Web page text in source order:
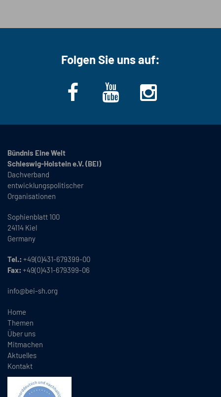
Folgen Sie uns auf:
Bündnis Eine Welt
Schleswig-Holstein e.V. (BEI)
Dachverband
entwicklungspolitischer
Organisationen
Sophienblatt 100
24114 Kiel
Germany
Tel.: +49(0)431-679399-00
Fax: +49(0)431-679399-06
info@bei-sh.org
Home
Themen
Über uns
Mitmachen
Aktuelles
Kontakt